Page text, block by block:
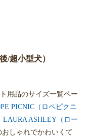
/超小型犬）
用品のサイズ一覧ペー
PICNIC（ロペピクニ
LAURA ASHLEY（ロー
しゃれでかわいくて